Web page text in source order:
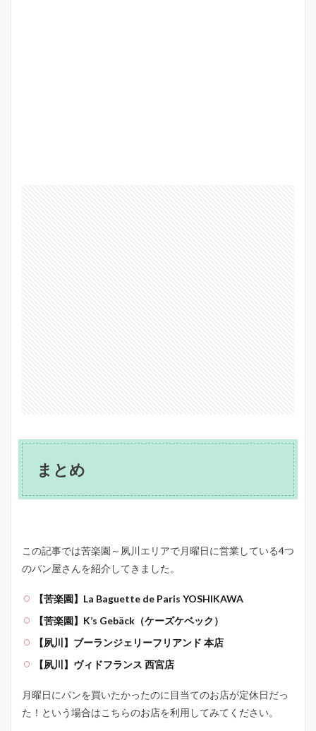
まとめ
この記事では苦楽園～夙川エリアで月曜日に営業している4つ
のパン屋さんを紹介してきました。
【苦楽園】La Baguette de Paris YOSHIKAWA
【苦楽園】K’s Gebäck（ケーズケベック）
【夙川】ブーランジェリーフリアンド 本店
【夙川】ヴィドフランス 西宮店
月曜日にパンを買いたかったのに目当てのお店が定休日だっ
た！という場合はこちらのお店を利用してみてください。